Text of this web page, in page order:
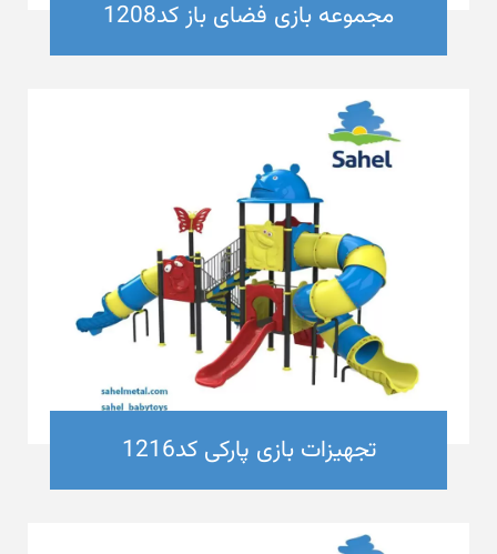
مجموعه بازی فضای باز کد1208
تجهیزات بازی پارکی کد1216